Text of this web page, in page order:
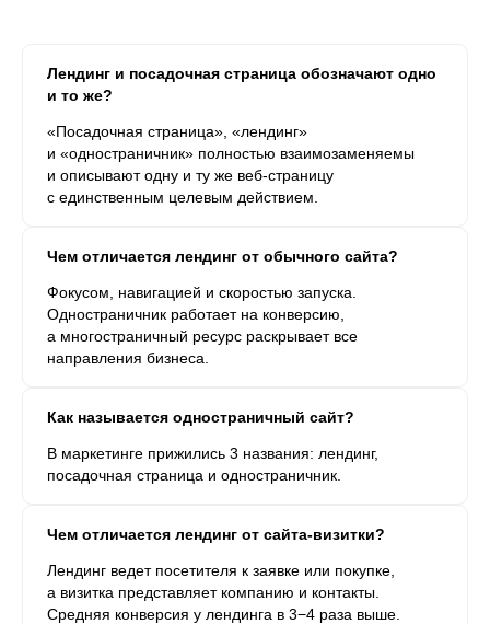
Лендинг и посадочная страница обозначают одно
и то же?
«Посадочная страница», «лендинг»
и «одностраничник» полностью взаимозаменяемы
и описывают одну и ту же веб-страницу
с единственным целевым действием.
Чем отличается лендинг от обычного сайта?
Фокусом, навигацией и скоростью запуска.
Одностраничник работает на конверсию,
а многостраничный ресурс раскрывает все
направления бизнеса.
Как называется одностраничный сайт?
В маркетинге прижились 3 названия: лендинг,
посадочная страница и одностраничник.
Чем отличается лендинг от сайта-визитки?
Лендинг ведет посетителя к заявке или покупке,
а визитка представляет компанию и контакты.
Средняя конверсия у лендинга в 3−4 раза выше.